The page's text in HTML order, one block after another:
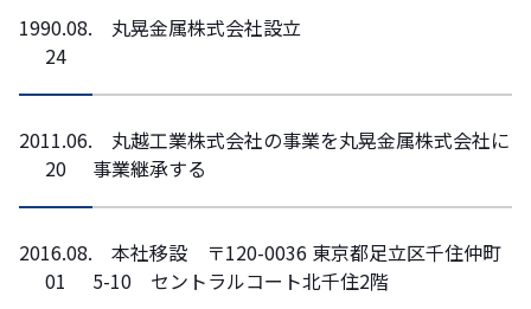
1990.08.
24
丸晃金属株式会社設立
2011.06.
20
丸越工業株式会社の事業を丸晃金属株式会社に
事業継承する
2016.08.
01
本社移設 〒120-0036 東京都足立区千住仲町
5-10 セントラルコート北千住2階